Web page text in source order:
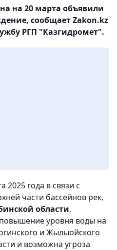
на 20 марта объявили
сообщает Zakon.kz
РГП "Казгидромет".
2025 года в связи с
части бассейнов рек,
области,
уровня воды на
и Жылыойского
и возможна угроза